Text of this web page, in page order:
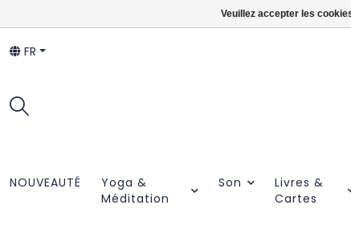
FR
NOUVEAUTÉ
Yoga &
Méditation
Son
Livres &
Cartes
Veuillez accepter les